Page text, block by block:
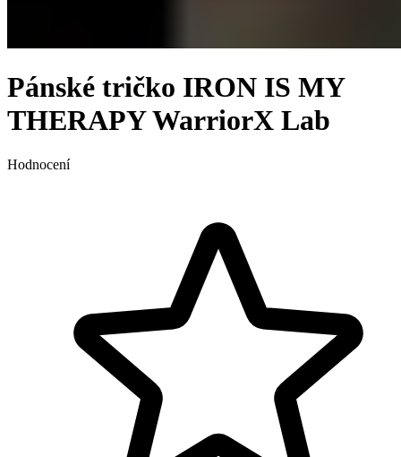
Pánské tričko IRON IS MY
THERAPY WarriorX Lab
Hodnocení